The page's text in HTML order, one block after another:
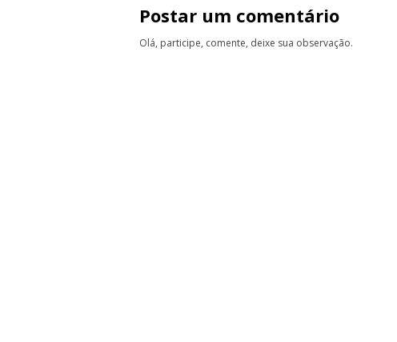
Postar um comentário
Olá, participe, comente, deixe sua observação.